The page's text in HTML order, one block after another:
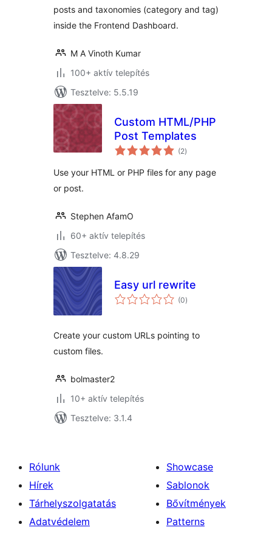
posts and taxonomies (category and tag)
inside the Frontend Dashboard.
M A Vinoth Kumar
100+ aktív telepítés
Tesztelve: 5.5.19
Custom HTML/PHP
Post Templates
(2értékelés
összesen
)
Use your HTML or PHP files for any page
or post.
Stephen AfamO
60+ aktív telepítés
Tesztelve: 4.8.29
Easy url rewrite
(0értékelés
összesen
)
Create your custom URLs pointing to
custom files.
bolmaster2
10+ aktív telepítés
Tesztelve: 3.1.4
Rólunk
Hírek
Tárhelyszolgatatás
Adatvédelem
Showcase
Sablonok
Bővítmények
Patterns